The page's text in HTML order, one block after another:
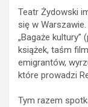
Teatr Żydowski
się w
„Bagaże kultury”
książek, taśm
emigrantów,
które prowadzi
Tym razem